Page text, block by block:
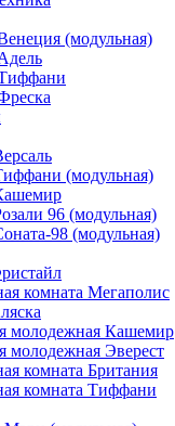
(модульная)
(модульная)
96 (модульная)
98 (модульная)
комната Мегаполис
молодежная Кашемир
молодежная Эверест
комната Британия
комната Тиффани